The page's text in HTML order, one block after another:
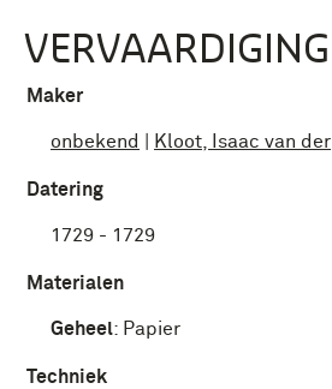
VERVAARDIGING
Maker
onbekend Kloot, Isaac van der
Datering
1729 - 1729
Materialen
Geheel: Papier
Techniek